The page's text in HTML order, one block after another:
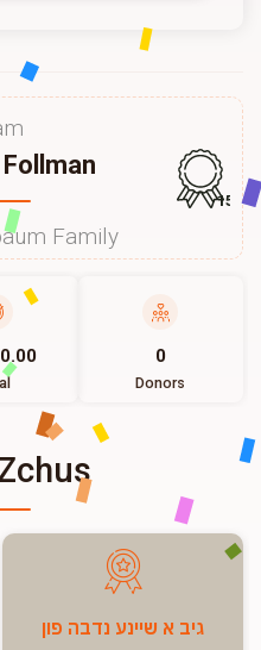
Family
157
0
Donors
גיב א שיינע נדבה פון